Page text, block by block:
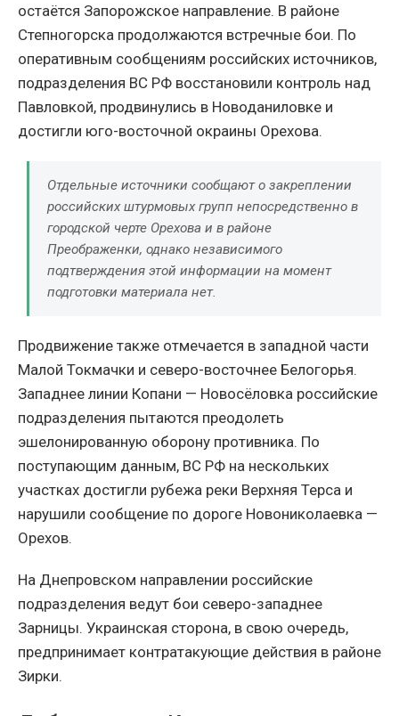
остаётся Запорожское направление. В районе
Степногорска продолжаются встречные бои. По
оперативным сообщениям российских источников,
подразделения ВС РФ восстановили контроль над
Павловкой, продвинулись в Новоданиловке и
достигли юго-восточной окраины Орехова.
Отдельные источники сообщают о закреплении
российских штурмовых групп непосредственно в
городской черте Орехова и в районе
Преображенки, однако независимого
подтверждения этой информации на момент
подготовки материала нет.
Продвижение также отмечается в западной части
Малой Токмачки и северо-восточнее Белогорья.
Западнее линии Копани — Новосёловка российские
подразделения пытаются преодолеть
эшелонированную оборону противника. По
поступающим данным, ВС РФ на нескольких
участках достигли рубежа реки Верхняя Терса и
нарушили сообщение по дороге Новониколаевка —
Орехов.
На Днепровском направлении российские
подразделения ведут бои северо-западнее
Зарницы. Украинская сторона, в свою очередь,
предпринимает контратакующие действия в районе
Зирки.